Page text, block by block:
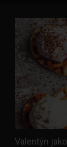
Valentýn